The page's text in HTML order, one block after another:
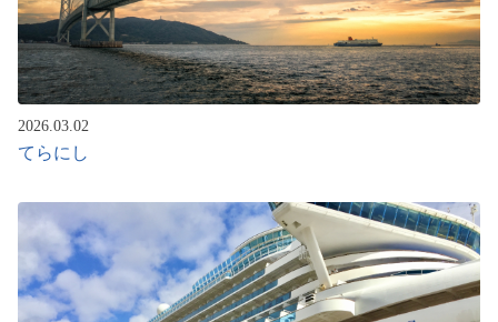
2026.03.02
てらにし